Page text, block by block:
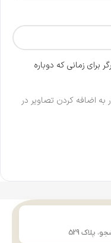
برای زمانی که دوباره
به اضافه کردن تصاویر در
پلاک 529